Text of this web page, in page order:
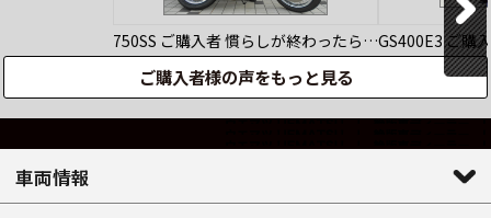
750SS ご購入者慣らしが終わったら…GS400E3ご購
ご購入者様の声をもっと見る
車両情報